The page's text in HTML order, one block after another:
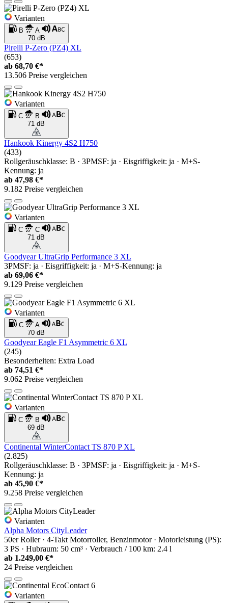
Varianten
B
A
70 dB
Pirelli P-Zero (PZ4) XL
(653)
ab 68,70 €*
13.506 Preise vergleichen
Varianten
C
B
71 dB
Hankook Kinergy 4S2 H750
(433)
Rollgeräuschklasse: B · 3PMSF: ja · Eisgriffigkeit: ja · M+S-
Kennung: ja
ab 47,98 €*
9.182 Preise vergleichen
Varianten
C
C
71 dB
Goodyear UltraGrip Performance 3 XL
3PMSF: ja · Eisgriffigkeit: ja · M+S-Kennung: ja
ab 69,06 €*
9.129 Preise vergleichen
Varianten
C
A
70 dB
Goodyear Eagle F1 Asymmetric 6 XL
(245)
Besonderheiten: Extra Load
ab 74,51 €*
9.062 Preise vergleichen
Varianten
C
B
69 dB
Continental WinterContact TS 870 P XL
(2.825)
Rollgeräuschklasse: B · 3PMSF: ja · Eisgriffigkeit: ja · M+S-
Kennung: ja
ab 45,90 €*
9.258 Preise vergleichen
Varianten
Alpha Motors CityLeader
50er Roller · 4-Takt Motorroller, Benzinmotor · Motorleistung (PS):
3 PS · Hubraum: 50 cm³ · Verbrauch / 100 km: 2.4 l
ab 1.249,00 €*
24 Preise vergleichen
Varianten